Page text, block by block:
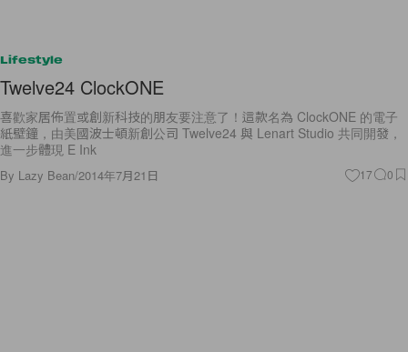
Lifestyle
Twelve24 ClockONE
喜歡家居佈置或創新科技的朋友要注意了！這款名為 ClockONE 的電子
紙壁鐘，由美國波士頓新創公司 Twelve24 與 Lenart Studio 共同開發，
進一步體現 E Ink
By Lazy Bean/2014年7月21日 17 0